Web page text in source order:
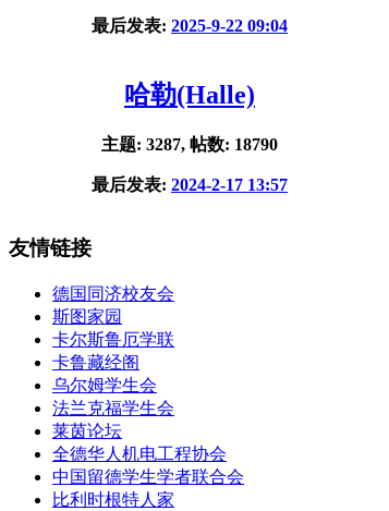
最后发表: 2025-9-22 09:04
哈勒(Halle)
主题: 3287, 帖数: 18790
最后发表: 2024-2-17 13:57
友情链接
德国同济校友会
斯图家园
卡尔斯鲁厄学联
卡鲁藏经阁
乌尔姆学生会
法兰克福学生会
莱茵论坛
全德华人机电工程协会
中国留德学生学者联合会
比利时根特人家